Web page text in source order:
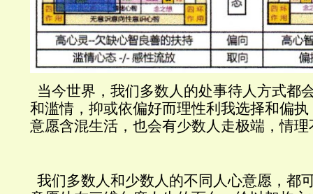
当今世界，我们多数人的处事待人方式都
和滥情，抑或依偏好而理性利我选择和偏
意愿含混生活，也会有少数人走极端，情
我们多数人和少数人的不同人心意愿，都